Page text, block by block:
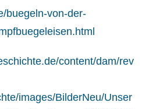
buegeln-von-der-
content/dam/rev
images/BilderNeu/Unser